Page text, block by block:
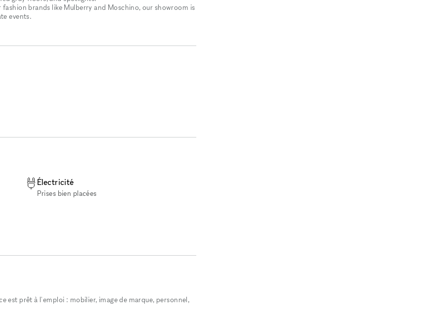
brands like Mulberry and Moschino, our showroom is
events.
Électricité
Prises bien placées
est prêt à l'emploi : mobilier, image de marque, personnel,